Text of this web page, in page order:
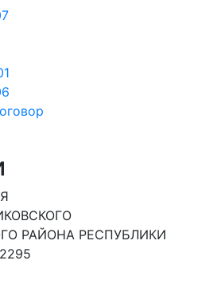
РАЙОНА РЕСПУБЛИКИ